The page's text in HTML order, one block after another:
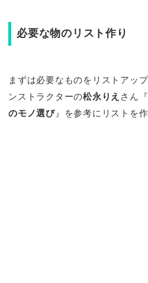
必要な物のリスト作り
まずは必要なものをリストアッ
ンストラクターの松永りえ さん『
のモノ選び』を参考にリストを作